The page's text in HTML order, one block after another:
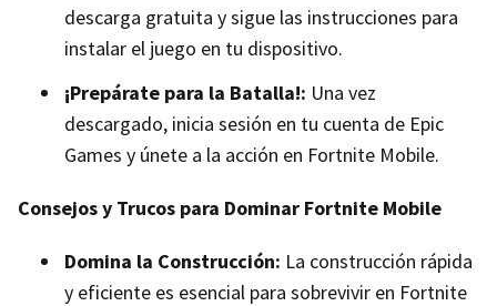
descarga gratuita y sigue las instrucciones para
instalar el juego en tu dispositivo.
¡Prepárate para la Batalla!: Una vez
descargado, inicia sesión en tu cuenta de Epic
Games y únete a la acción en Fortnite Mobile.
Consejos y Trucos para Dominar Fortnite Mobile
Domina la Construcción: La construcción rápida
y eficiente es esencial para sobrevivir en Fortnite